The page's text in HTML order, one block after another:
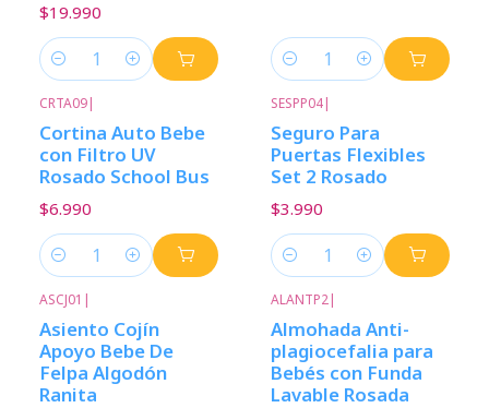
$19.990
Cantidad Cantidad
CRTA09|
Cortina Auto Bebe
con Filtro UV
Rosado School Bus
$6.990
Cantidad
SESPP04|
Seguro Para
Puertas Flexibles
Set 2 Rosado
$3.990
Cantidad
ASCJ01 |
Asiento Cojín
Apoyo Bebe De
Felpa Algodón
Ranita
ALANTP2|
Almohada Anti-
plagiocefalia para
Bebés con Funda
Lavable Rosada